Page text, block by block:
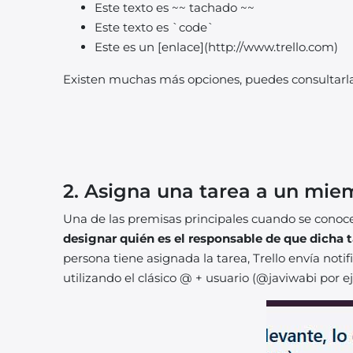
Este texto es ~~ tachado ~~
Este texto es `code`
Este es un [enlace](http://www.trello.com)
Existen muchas más opciones, puedes
2. Asigna una tarea a un
Una de las premisas principales cuando se
designar quién es el responsable de que dicha
persona tiene asignada la tarea, Trello envía
utilizando el clásico @ + usuario (@javiwabi por